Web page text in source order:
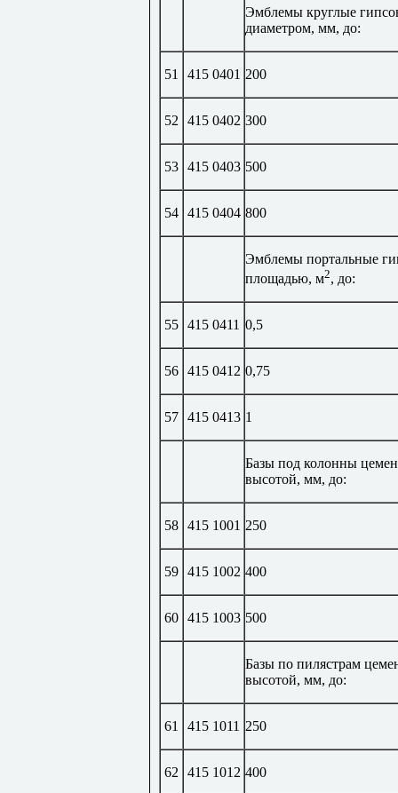
Эмблемы круглые
диаметром, мм, до:
51 415 0401 200
52 415 0402 300
53 415 0403 500
54 415 0404 800
Эмблемы портальные
площадью, м2, до:
55 415 0411 0,5
56 415 0412 0,75
57 415 0413 1
Базы под колонны
высотой, мм, до:
58 415 1001 250
59 415 1002 400
60 415 1003 500
Базы по пилястрам
высотой, мм, до:
61 415 1011 250
62 415 1012 400